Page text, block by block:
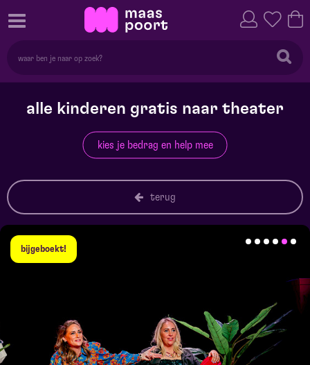
alle kinderen gratis naar theater
kies je bedrag en help mee
terug
bijgeboekt!